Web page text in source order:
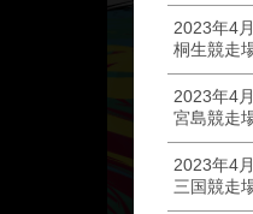
2023年4
桐生競走
2023年4
宮島競走
2023年4
三国競走